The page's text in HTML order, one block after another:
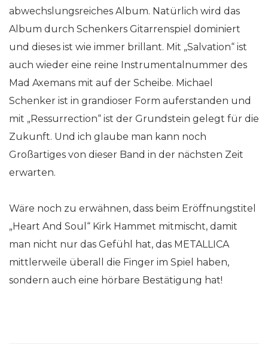
abwechslungsreiches Album. Natürlich wird das
Album durch Schenkers Gitarrenspiel dominiert
und dieses ist wie immer brillant. Mit „Salvation“ ist
auch wieder eine reine Instrumentalnummer des
Mad Axemans mit auf der Scheibe. Michael
Schenker ist in grandioser Form auferstanden und
mit „Ressurrection“ ist der Grundstein gelegt für die
Zukunft. Und ich glaube man kann noch
Großartiges von dieser Band in der nächsten Zeit
erwarten.
Wäre noch zu erwähnen, dass beim Eröffnungstitel
„Heart And Soul“ Kirk Hammet mitmischt, damit
man nicht nur das Gefühl hat, das METALLICA
mittlerweile überall die Finger im Spiel haben,
sondern auch eine hörbare Bestätigung hat!